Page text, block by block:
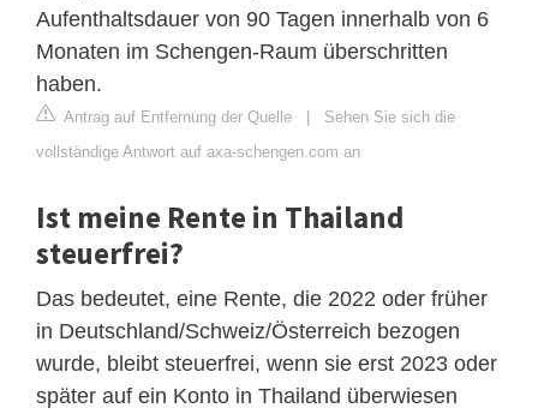
Aufenthaltsdauer von 90 Tagen innerhalb von 6
Monaten im Schengen-Raum überschritten
haben.
Antrag auf Entfernung der Quelle | Sehen Sie sich die
vollständige Antwort auf axa-schengen.com an
Ist meine Rente in Thailand
steuerfrei?
Das bedeutet, eine Rente, die 2022 oder früher
in Deutschland/Schweiz/Österreich bezogen
wurde, bleibt steuerfrei, wenn sie erst 2023 oder
später auf ein Konto in Thailand überwiesen